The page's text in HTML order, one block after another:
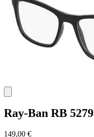
Ray-Ban RB 5279
149,00 €